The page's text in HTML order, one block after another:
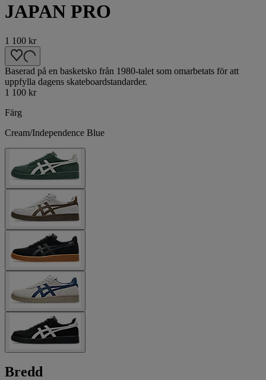
JAPAN PRO
1 100 kr
Baserad på en basketsko från 1980-talet som omarbetats för att
uppfylla dagens skateboardstandarder.
1 100 kr
Färg
Cream/Independence Blue
Bredd